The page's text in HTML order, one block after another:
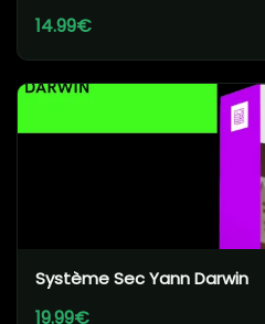
14.99€
Système Sec Yann Darwin
19.99€